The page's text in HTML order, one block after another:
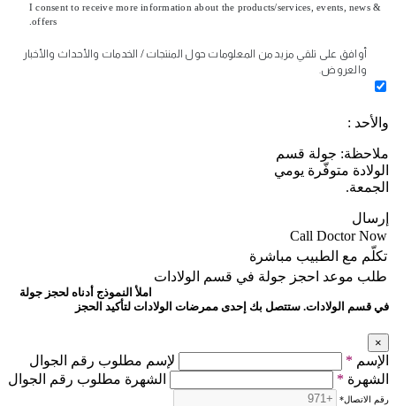
I consent to receive more information about the products/services, events, news &
offers.
أوافق على تلقي مزيد من المعلومات حول المنتجات / الخدمات والأحداث والأخبار
والعروض.
والأحد :
ملاحظة: جولة قسم
الولادة متوفّرة يومي
الجمعة.
إرسال
Call Doctor Now
تكلّم مع الطبيب مباشرة
طلب موعد احجز جولة في قسم الولادات
املأ النموذج أدناه لحجز جولة
في قسم الولادات. ستتصل بك إحدى ممرضات الولادات لتأكيد الحجز
×
الإسم *
لإسم مطلوب رقم الجوال
الشهرة * الشهرة مطلوب رقم الجوال
رقم الاتصال*